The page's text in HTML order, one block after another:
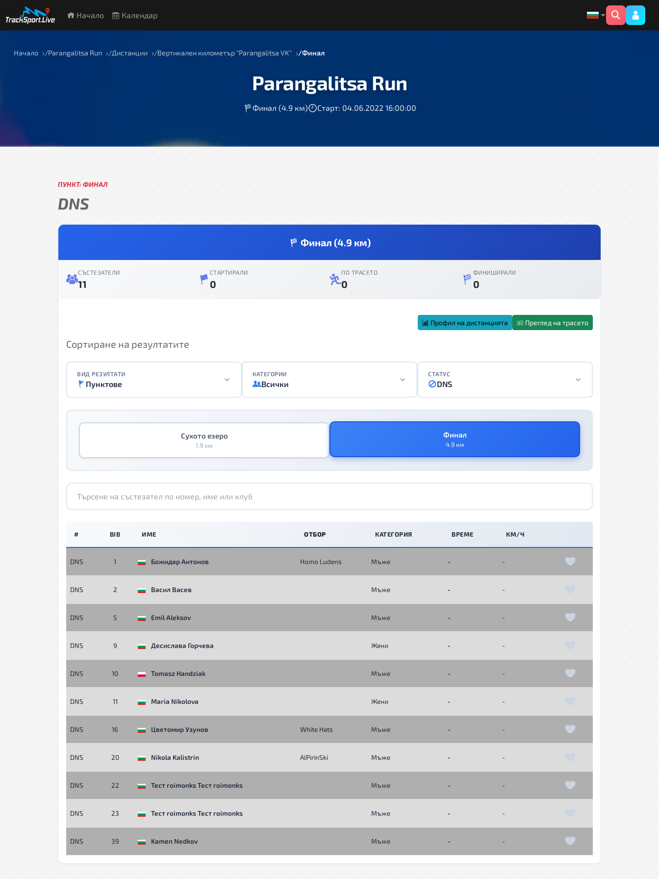
Начало Календар
Начало Parangalitsa Run Дистанции Вертикален километър "Parangalitsa VK" Финал
Parangalitsa Run
Финал (4.9 км) Старт: 04.06.2022 16:00:00
ПУНКТ: ФИНАЛ
DNS
Финал (4.9 км)
СЪСТЕЗАТЕЛИ
11
СТАРТИРАЛИ
0
ПО ТРАСЕТО
0
ФИНИШИРАЛИ
0
Преглед на трасето
Профил на дистанцията
Сортиране на резултатите
ВИД РЕЗУЛТАТИ
Пунктове
КАТЕГОРИИ
Всички
СТАТУС
DNS
Сухото езеро
1.9 км
Финал
4.9 км
# BIB ИМЕ ОТБОР КАТЕГОРИЯ ВРЕМЕ КМ/Ч
DNS 1 Божидар Антонов Homo Ludens Мъже - -
DNS 2 Васил Васев Мъже - -
DNS 5 Emil Aleksov Мъже - -
DNS 9 Десислава Горчева Жени - -
DNS 10 Tomasz Handziak Мъже - -
DNS 11 Maria Nikolova Жени - -
DNS 16 Цветомир Узунов White Hats Мъже - -
DNS 20 Nikola Kalistrin AlPirinSki Мъже - -
DNS 22 Тест roimonks Тест roimonks Мъже - -
DNS 23 Тест roimonks Тест roimonks Мъже - -
DNS 39 Kamen Nedkov Мъже - -